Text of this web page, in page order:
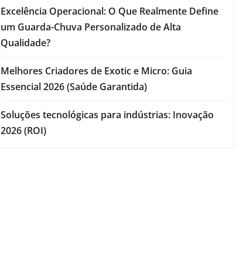
Excelência Operacional: O Que Realmente Define
um Guarda-Chuva Personalizado de Alta
Qualidade?
Melhores Criadores de Exotic e Micro: Guia
Essencial 2026 (Saúde Garantida)
Soluções tecnológicas para indústrias: Inovação
2026 (ROI)